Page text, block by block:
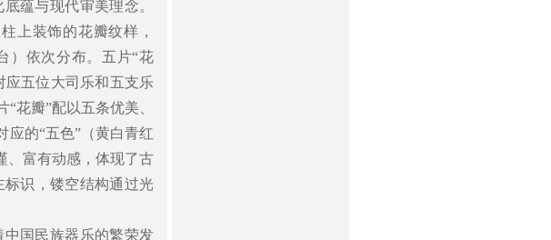
蕴与现代审美理念。
上装饰的花瓣纹样，
）依次分布。五片“花
五位大司乐和五支乐
花瓣”配以五条优美、
应的“五色”（黄白青红
、富有动感，体现了古
识，镂空结构通过光
国民族器乐的繁荣发